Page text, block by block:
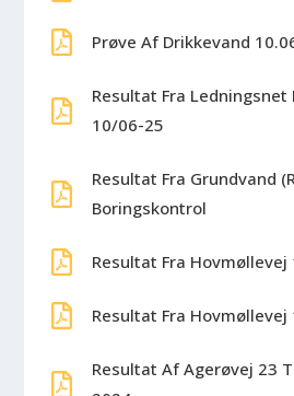
Prøve Af Drikkevand
Resultat Fra
10/06-25
Resultat Fra Grundvand
Boringskontrol
Resultat Fra Hovmøllevej
Resultat Fra Hovmøllevej
Resultat Af Agerøvej 23